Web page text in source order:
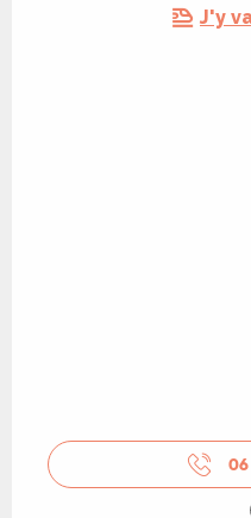
J'y
06